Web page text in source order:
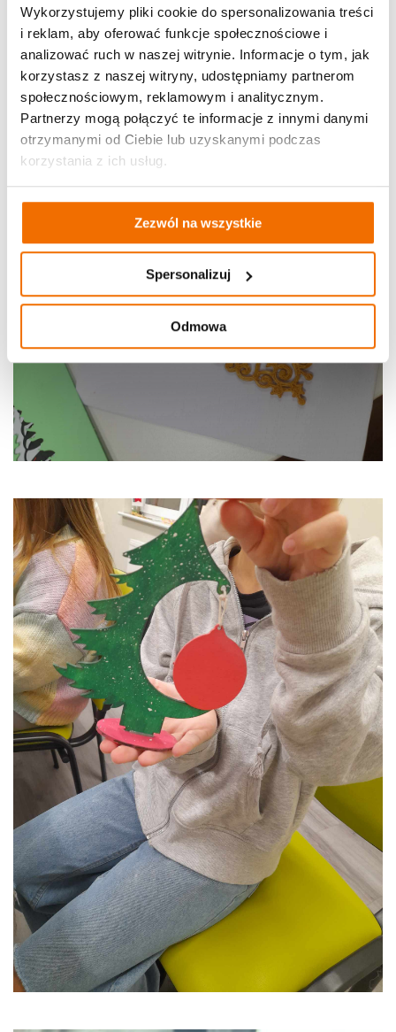
Wykorzystujemy pliki cookie do spersonalizowania treści
i reklam, aby oferować funkcje społecznościowe i
analizować ruch w naszej witrynie. Informacje o tym, jak
korzystasz z naszej witryny, udostępniamy partnerom
społecznościowym, reklamowym i analitycznym.
Partnerzy mogą połączyć te informacje z innymi danymi
otrzymanymi od Ciebie lub uzyskanymi podczas
korzystania z ich usług.
Zezwól na wszystkie
Spersonalizuj
Odmowa